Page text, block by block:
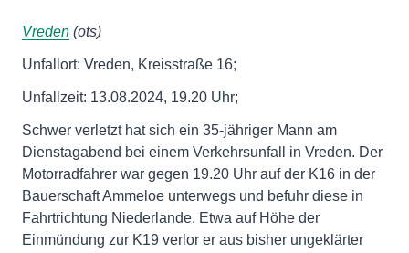
Vreden (ots)
Unfallort: Vreden, Kreisstraße 16;
Unfallzeit: 13.08.2024, 19.20 Uhr;
Schwer verletzt hat sich ein 35-jähriger Mann am
Dienstagabend bei einem Verkehrsunfall in Vreden. Der
Motorradfahrer war gegen 19.20 Uhr auf der K16 in der
Bauerschaft Ammeloe unterwegs und befuhr diese in
Fahrtrichtung Niederlande. Etwa auf Höhe der
Einmündung zur K19 verlor er aus bisher ungeklärter